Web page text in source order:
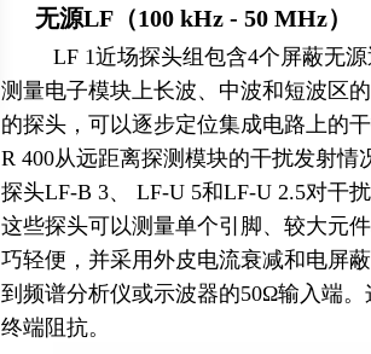
无源LF（100 kHz - 50 MHz）
LF 1近场探头组包含4个屏蔽无
测量电子模块上长波、中波和短波区
的探头，可以逐步定位集成电路上的
R 400从远距离探测模块的干扰发射
探头LF-B 3、 LF-U 5和LF-U 2.5对干
这些探头可以测量单个引脚、较大元
巧轻便，并采用外皮电流衰减和电屏
到频谱分析仪或示波器的50Ω输入端
终端阻抗。